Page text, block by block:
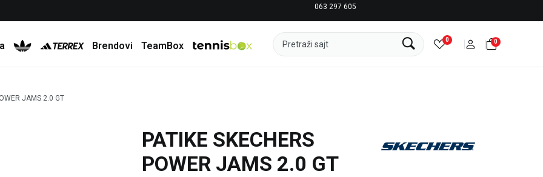
063 297 605
Brendovi TeamBox Pretraži sajt 0 0
JAMS 2.0 GT
PATIKE SKECHERS
POWER JAMS 2.0 GT